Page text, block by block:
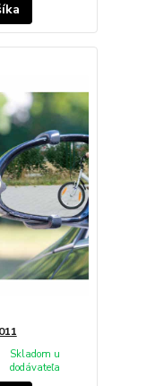
Skladom u
dodávateľa